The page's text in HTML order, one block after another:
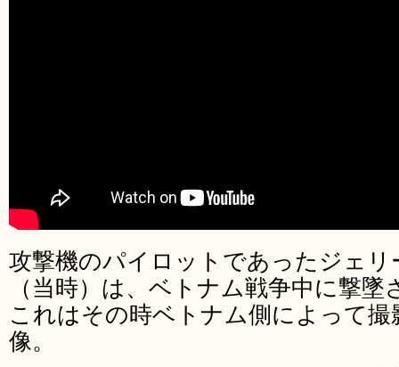
攻撃機のパイロットであったジェリ
（当時）は、ベトナム戦争中に撃
これはその時ベトナム側によって
像。